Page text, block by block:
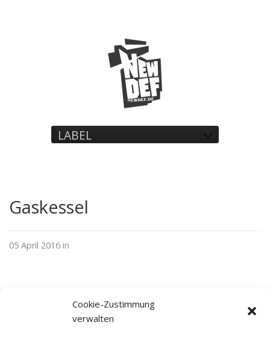
Cookie-Zustimmung
verwalten
LABEL
Gaskessel
05 April 2016 in